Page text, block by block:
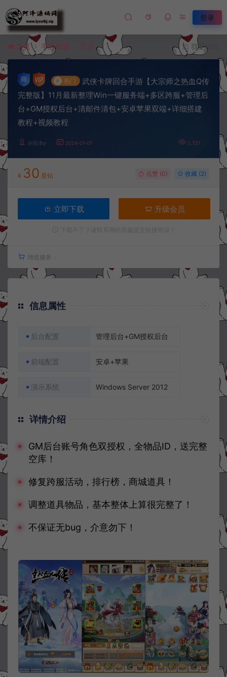
登录
首页 手游资源 正文 我要投稿
# 热门
武侠卡牌回合手游【大宗师之热血Q传
完整版】11月最新整理Win一键服务端+多区跨服+管理后
台+GM授权后台+清邮件清包+安卓苹果双端+详细搭建
教程+视频教程
冷雨泽ღ 2024-01-07 2,737
¥ 30 星钻 点赞 (0) 收藏 (2)
立即下载 升级会员
增值服务：
信息属性
后台配置 管理后台+GM授权后台
前端配置 安卓+苹果
演示系统 Windows Server 2012
详情介绍
GM后台账号角色双授权，全物品ID，送完整
空库！
修复跨服活动，排行榜，商城道具！
调整道具物品，基本整体上算很完整了！
不保证无bug，介意勿下！